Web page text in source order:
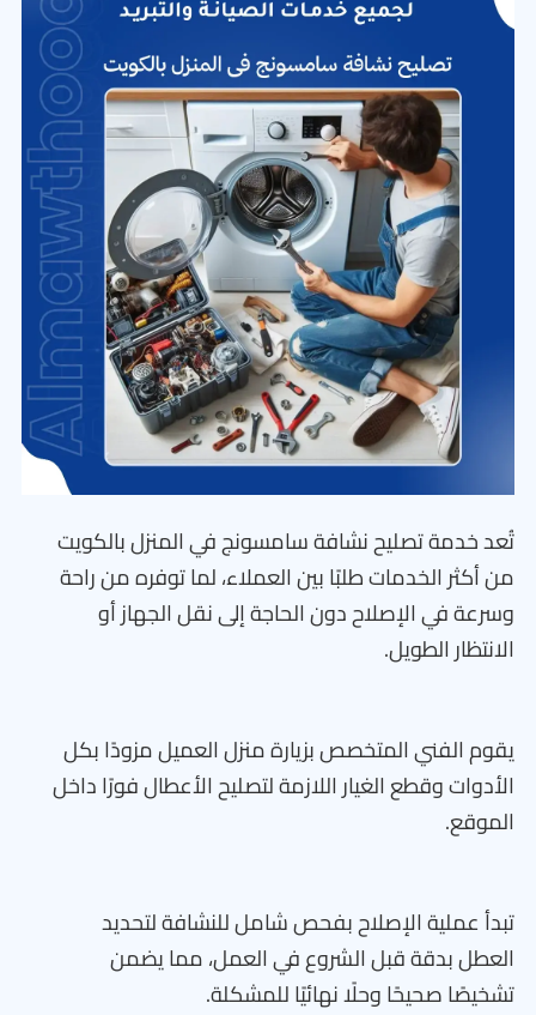
تُعد خدمة تصليح نشافة سامسونج في المنزل بالكويت
من أكثر الخدمات طلبًا بين العملاء، لما توفره من راحة
وسرعة في الإصلاح دون الحاجة إلى نقل الجهاز أو
الانتظار الطويل.
يقوم الفني المتخصص بزيارة منزل العميل مزودًا بكل
الأدوات وقطع الغيار اللازمة لتصليح الأعطال فورًا داخل
الموقع.
تبدأ عملية الإصلاح بفحص شامل للنشافة لتحديد
العطل بدقة قبل الشروع في العمل، مما يضمن
تشخيصًا صحيحًا وحلًا نهائيًا للمشكلة.